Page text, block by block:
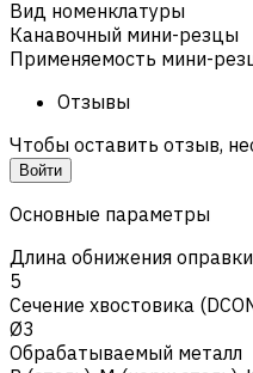
Вид номенклатуры
Канавочный мини-резцы
Применяемость мини-
Отзывы
Чтобы оставить отзыв,
Войти
Основные параметры
Длина обнижения
5
Сечение хвостовика
Ø3
Обрабатываемый металл